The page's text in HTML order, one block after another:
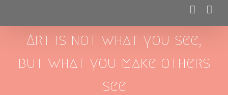
Art is not what you see,
but what you make others
see